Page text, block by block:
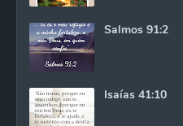
Salmos 91:2
Isaías 41:10